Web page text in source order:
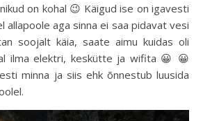
on kohal 😉 Käigud ise on igavesti
allapoole aga sinna ei saa pidavat vesi
soojalt käia, saate aimu kuidas oli
ilma elektri, keskütte ja wifita 😀 😀
minna ja siis ehk õnnestub luusida